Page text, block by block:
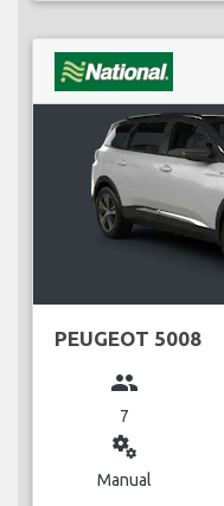
PEUGEOT 5008
group
7
miscellaneous_services
Manual